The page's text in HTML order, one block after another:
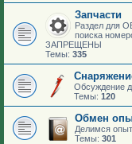
Запчасти
Раздел для
поиска
ЗАПРЕЩЕНЫ
Темы: 335
Обсуждение
Темы: 120
Обмен
Делимся
Темы: 301